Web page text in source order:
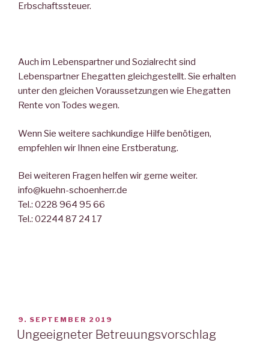
Erbschaftssteuer.
Auch im Lebenspartner und Sozialrecht sind
Lebenspartner Ehegatten gleichgestellt. Sie erhalten
unter den gleichen Voraussetzungen wie Ehegatten
Rente von Todes wegen.
Wenn Sie weitere sachkundige Hilfe benötigen,
empfehlen wir Ihnen eine Erstberatung.
Bei weiteren Fragen helfen wir gerne weiter.
info@kuehn-schoenherr.de
Tel.: 0228 964 95 66
Tel.: 02244 87 24 17
VERÖFFENTLICHT
AM
9. SEPTEMBER 2019
Ungeeigneter Betreuungsvorschlag